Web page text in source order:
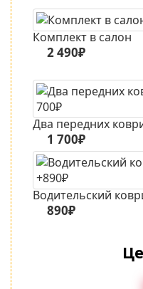
Комплект в салон
2 490₽
Два передних
1 700₽
Водительский
890₽